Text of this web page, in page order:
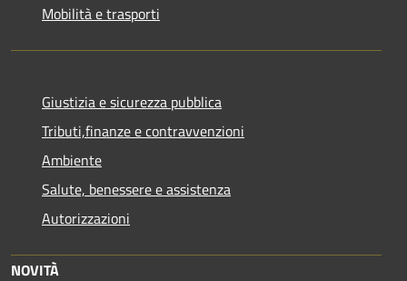
Mobilità e trasporti
Giustizia e sicurezza pubblica
Tributi,finanze e contravvenzioni
Ambiente
Salute, benessere e assistenza
Autorizzazioni
NOVITÀ